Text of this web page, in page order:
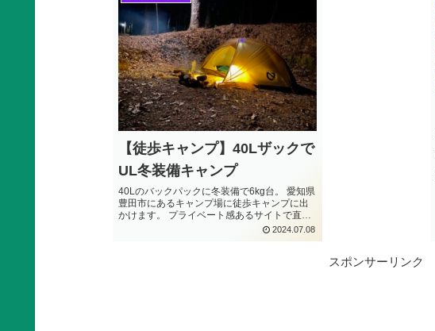
【徒歩キャンプ】40Lザックで
UL冬装備キャンプ
40Lのバックパックに冬装備で6kg台。 愛知県
豊田市にあるキャンプ場に徒歩キャンプに出
かけます。 プライベート感あるサイトで直火
2024.07.08
スポンサーリンク